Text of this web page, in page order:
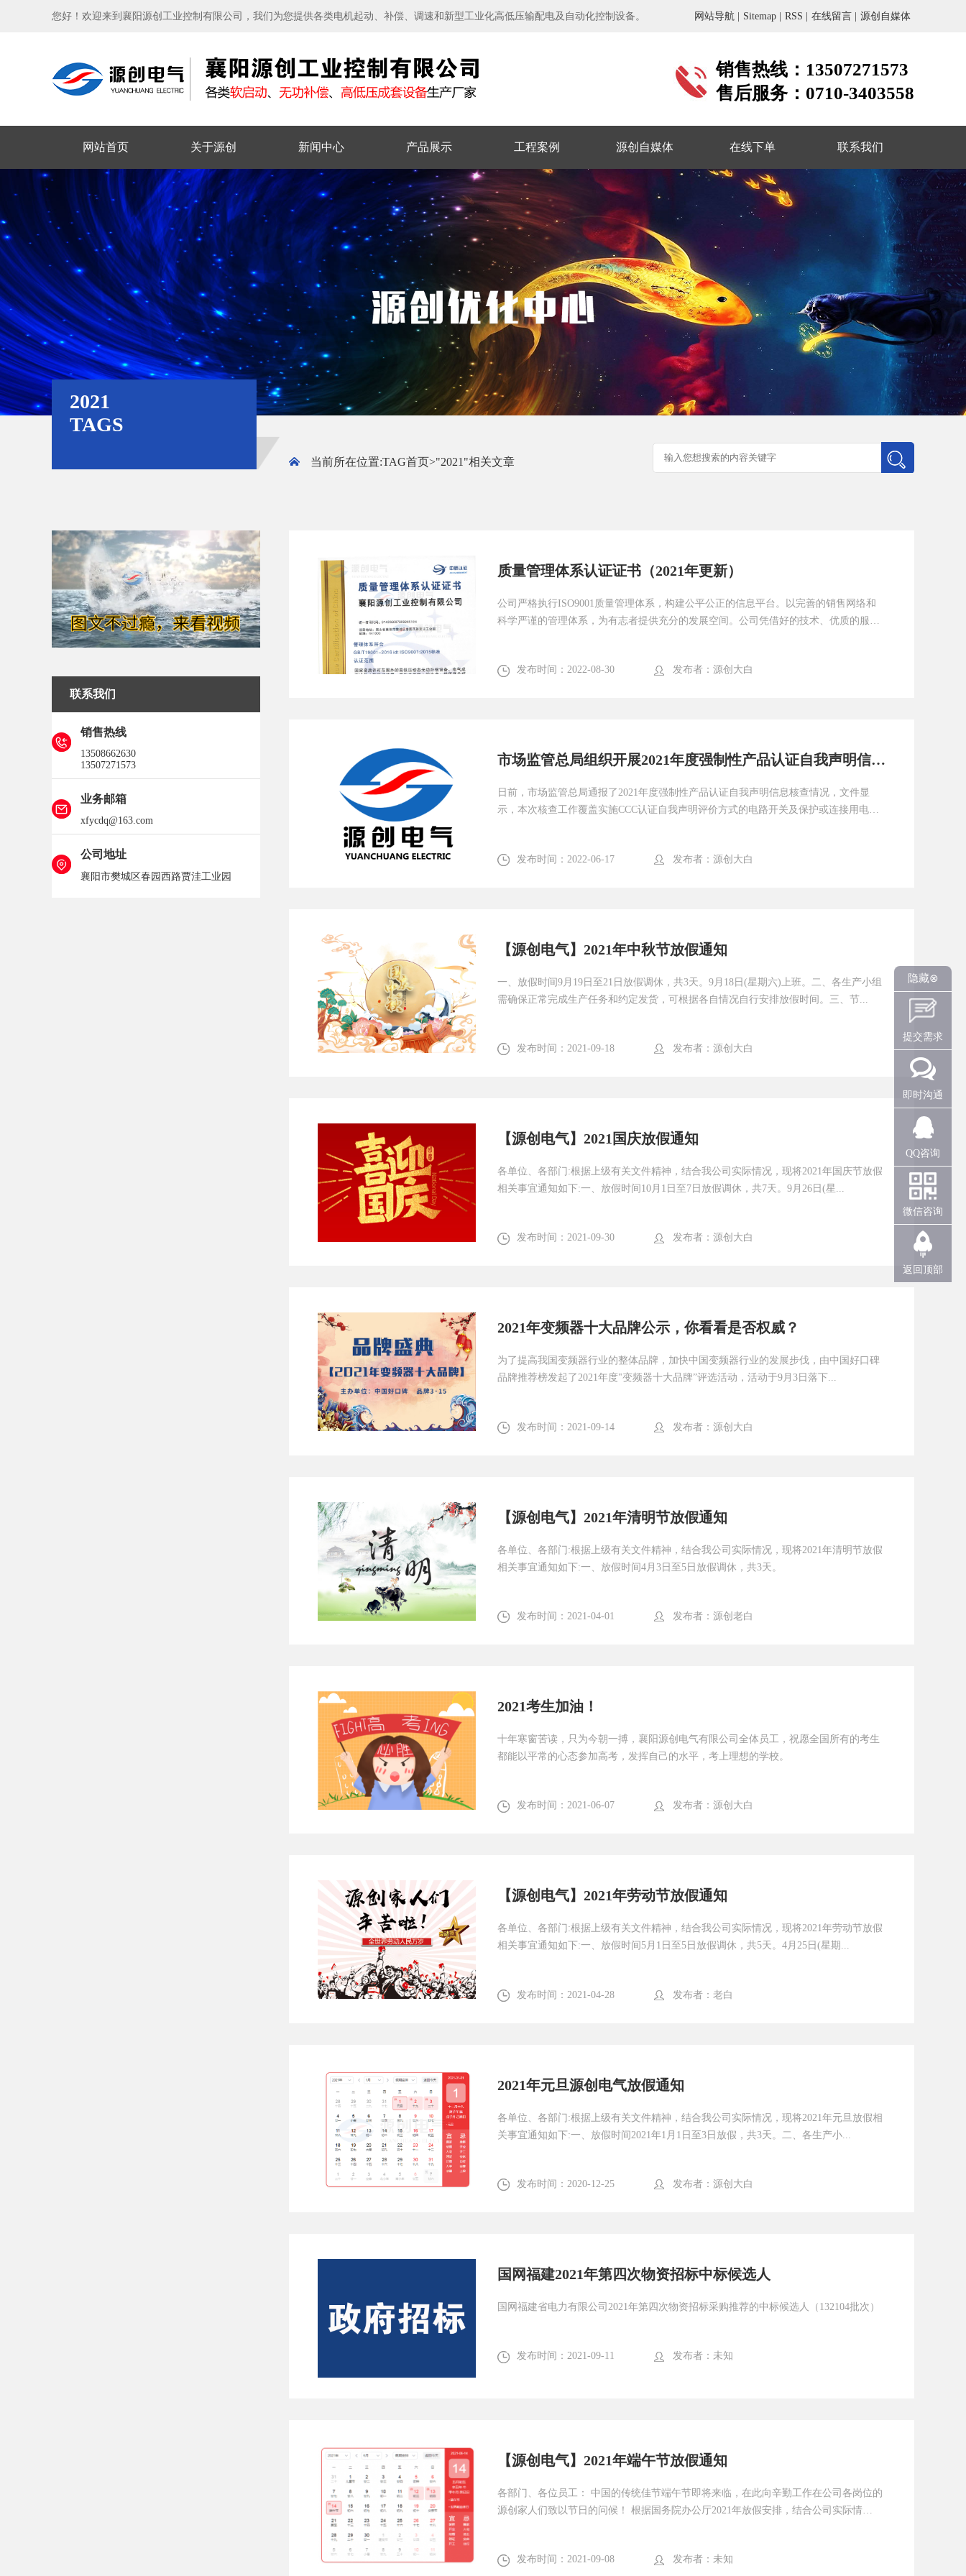
您好！欢迎来到襄阳源创工业控制有限公司，我们为您提供各类电机起动、补偿、调速和新型工业化高低压输配电及自动化控制设备。 网站导航 | Sitemap | RSS | 在线留言 | 源创自媒体
销售热线：13507271573
售后服务：0710-3403558
网站首页 关于源创 新闻中心 产品展示 工程案例 源创自媒体 在线下单 联系我们
2021
TAGS
当前所在位置:TAG首页>"2021"相关文章
联系我们
销售热线
13508662630
13507271573
业务邮箱
xfycdq@163.com
公司地址
襄阳市樊城区春园西路贾洼工业园
质量管理体系认证证书（2021年更新）
公司严格执行ISO9001质量管理体系，构建公平公正的信息平台。以完善的销售网络和
科学严谨的管理体系，为有志者提供充分的发展空间。公司凭借好的技术、优质的服
发布时间： 2022-08-30 发布者： 源创大白
市场监管总局组织开展2021年度强制性产品认证自我声明信息核查工作
日前，市场监管总局通报了2021年度强制性产品认证自我声明信息核查情况，文件显
示，本次核查工作覆盖实施CCC认证自我声明评价方式的电路开关及保护或连接用电器
发布时间： 2022-06-17 发布者： 源创大白
【源创电气】2021年中秋节放假通知
一、放假时间9月19日至21日放假调休，共3天。9月18日(星期六)上班。二、各生产小组
需确保正常完成生产任务和约定发货，可根据各自情况自行安排放假时间。三、节...
发布时间： 2021-09-18 发布者： 源创大白
【源创电气】2021国庆放假通知
各单位、各部门:根据上级有关文件精神，结合我公司实际情况，现将2021年国庆节放假
相关事宜通知如下:一、放假时间10月1日至7日放假调休，共7天。9月26日(星...
发布时间： 2021-09-30 发布者： 源创大白
2021年变频器十大品牌公示，你看看是否权威？
为了提高我国变频器行业的整体品牌，加快中国变频器行业的发展步伐，由中国好口碑
品牌推荐榜发起了2021年度"变频器十大品牌”评选活动，活动于9月3日落下...
发布时间： 2021-09-14 发布者： 源创大白
【源创电气】2021年清明节放假通知
各单位、各部门:根据上级有关文件精神，结合我公司实际情况，现将2021年清明节放假
相关事宜通知如下:一、放假时间4月3日至5日放假调休，共3天。
发布时间： 2021-04-01 发布者： 源创老白
2021考生加油！
十年寒窗苦读，只为今朝一搏，襄阳源创电气有限公司全体员工，祝愿全国所有的考生
都能以平常的心态参加高考，发挥自己的水平，考上理想的学校。
发布时间： 2021-06-07 发布者： 源创大白
【源创电气】2021年劳动节放假通知
各单位、各部门:根据上级有关文件精神，结合我公司实际情况，现将2021年劳动节放假
相关事宜通知如下:一、放假时间5月1日至5日放假调休，共5天。4月25日(星期...
发布时间： 2021-04-28 发布者： 老白
2021年元旦源创电气放假通知
各单位、各部门:根据上级有关文件精神，结合我公司实际情况，现将2021年元旦放假相
关事宜通知如下:一、放假时间2021年1月1日至3日放假，共3天。二、各生产小...
发布时间： 2020-12-25 发布者： 源创大白
国网福建2021年第四次物资招标中标候选人
国网福建省电力有限公司2021年第四次物资招标采购推荐的中标候选人（132104批次）
发布时间： 2021-09-11 发布者： 未知
【源创电气】2021年端午节放假通知
各部门、各位员工： 中国的传统佳节端午节即将来临，在此向辛勤工作在公司各岗位的
源创家人们致以节日的问候！ 根据国务院办公厅2021年放假安排，结合公司实际情
发布时间： 2021-09-08 发布者： 未知
隐藏⊗
提交需求
即时沟通
QQ咨询
微信咨询
返回顶部